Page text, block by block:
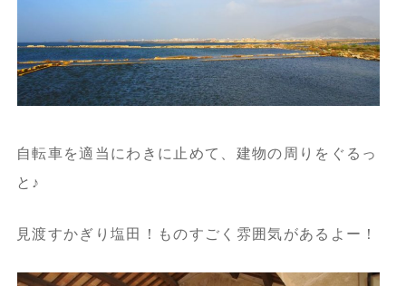
自転車を適当にわきに止めて、建物の周りをぐるっ
と♪
見渡すかぎり塩田！ものすごく雰囲気があるよー！